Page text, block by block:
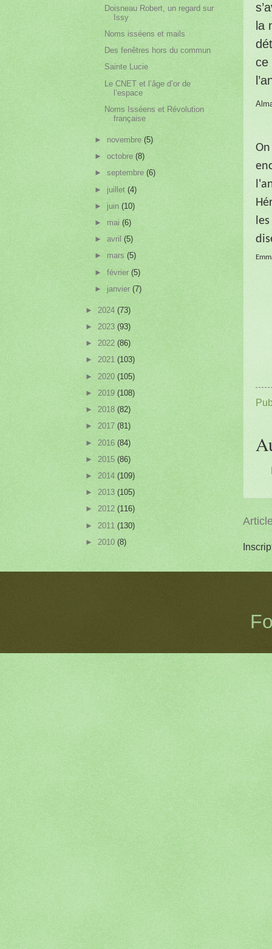
la
ce
Doisneau Robert, un regard sur
Issy
Noms isséens et mails
Des fenêtres hors du commun
Sainte Lucie
Le CNET et l’âge d’or de
l’espace
Noms Isséens et Révolution
française
► novembre(5)
►octobre(8)
►septembre(6)
►juillet(4)
► juin(10)
►mai(6)
►avril(5)
►mars(5)
►février(5)
►janvier(7)
► 2024 (73)
► 2023 (93)
► 2022 (86)
► 2021 (103)
► 2020 (105)
► 2019 (108)
► 2018 (82)
► 2017 (81)
► 2016 (84)
► 2015 (86)
► 2014 (109)
► 2013 (105)
► 2012 (116)
► 2011 (130)
► 2010 (8)